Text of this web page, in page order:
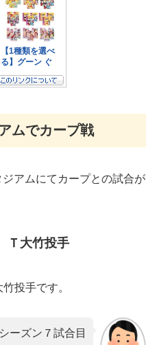
ムでカープ戦
アムにてカープとの試合が
Ｔ大竹投手
投手です。
ーズン７試合目